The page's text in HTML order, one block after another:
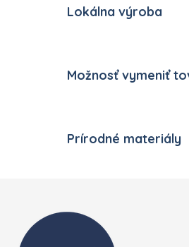
Lokálna výroba
Možnosť vymeniť
Prírodné materiály